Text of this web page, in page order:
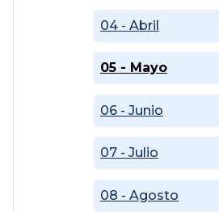
04 - Abril
05 - Mayo
06 - Junio
07 - Julio
08 - Agosto